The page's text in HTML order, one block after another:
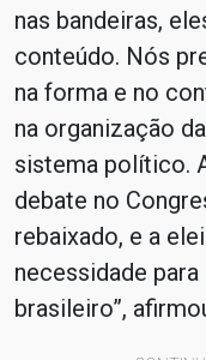
nas bandeiras,
conteúdo. Nós
na forma e no
na organização
sistema político.
debate no
rebaixado, e a
necessidade
brasileiro”,